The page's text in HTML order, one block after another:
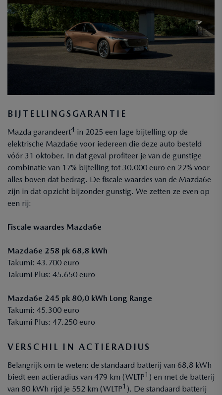
BIJTELLINGSGARANTIE
Mazda garandeert4 in 2025 een lage bijtelling op de
elektrische Mazda6e voor iedereen die deze auto besteld
vóór 31 oktober. In dat geval profiteer je van de gunstige
combinatie van 17% bijtelling tot 30.000 euro en 22% voor
alles boven dat bedrag. De fiscale waardes van de Mazda6e
zijn in dat opzicht bijzonder gunstig. We zetten ze even op
een rij:
Fiscale waardes Mazda6e
Mazda6e 258 pk 68,8 kWh
Takumi: 43.700 euro
Takumi Plus: 45.650 euro
Mazda6e 245 pk 80,0 kWh Long Range
Takumi: 45.300 euro
Takumi Plus: 47.250 euro
VERSCHIL IN ACTIERADIUS
Belangrijk om te weten: de standaard batterij van 68,8 kWh
biedt een actieradius van 479 km (WLTP1 ) en met de batterij
van 80 kWh rijd je 552 km (WLTP1 ). De standaard batterij